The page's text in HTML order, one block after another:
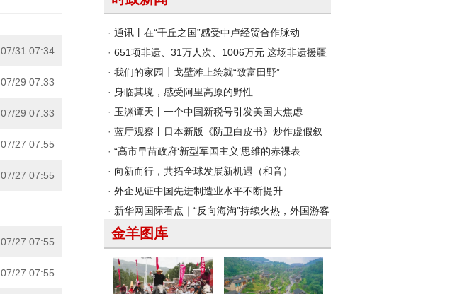
07/31 07:34
07/29 07:33
07/29 07:33
07/27 07:55
07/27 07:55
07/27 07:55
07/27 07:55